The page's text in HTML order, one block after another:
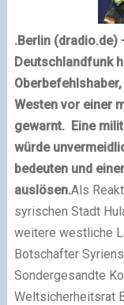
.Berlin(dradio.de)
Deutschlandfunk
Westen vor einer
gewarnt. Eine
würde
bedeuten und
auslösen.Als
syrischen Stadt
weitere westliche
Botschafter
Sondergesandte
Weltsicherheitsrat